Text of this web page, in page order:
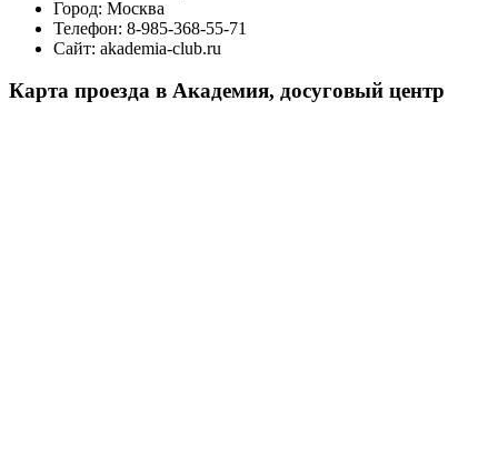
Город: Москва
Телефон: 8-985-368-55-71
Сайт: akademia-club.ru
Карта проезда в Академия, досуговый центр